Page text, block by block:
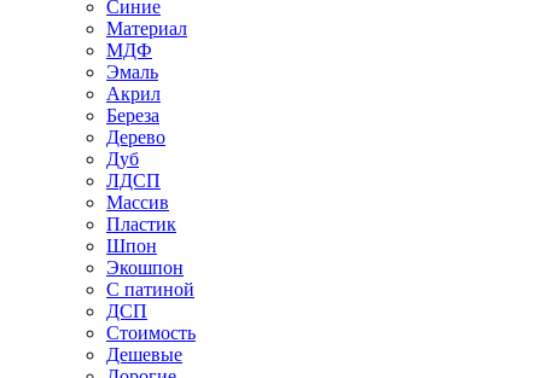
Синие
Материал
МДФ
Эмаль
Акрил
Береза
Дерево
Дуб
ЛДСП
Массив
Пластик
Шпон
Экошпон
С патиной
ДСП
Стоимость
Дешевые